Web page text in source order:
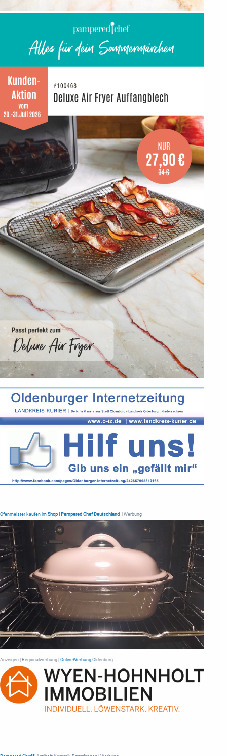
Ofenmeister kaufen im Shop | Pampered Chef Deutschland | Werbung
Anzeigen | Regionalwerbung | OnlineWerbung Oldenburg